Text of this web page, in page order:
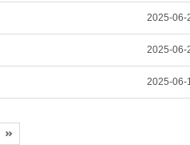
2025-06-
2025-06-
2025-06-